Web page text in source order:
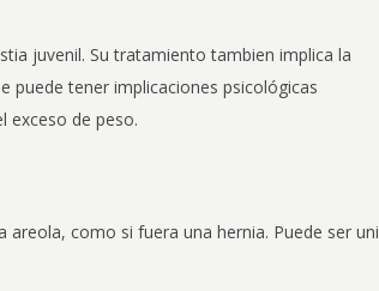
juvenil. Su tratamiento tambien implica la
puede tener implicaciones psicológicas
exceso de peso.
como si fuera una hernia. Puede ser uni